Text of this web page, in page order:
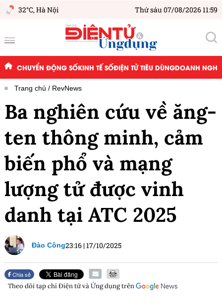
32°C,Hà Nội Thứ sáu 07/08/2026 11:59
CHUYỂN ĐỘNG SỐKINH TẾ SỐĐIỆN TỬ TIÊU DÙNGDOANH
Trang chủ RevNews
Ba nghiên cứu về ăng-
ten thông minh, cảm
biến phổ và mạng
lượng tử được vinh
danh tại ATC 2025
Đào Công23:16 |17/10/2025
Chia sẻ
Theo dõi tạp chíĐiện tử và Ứng dụngtrên